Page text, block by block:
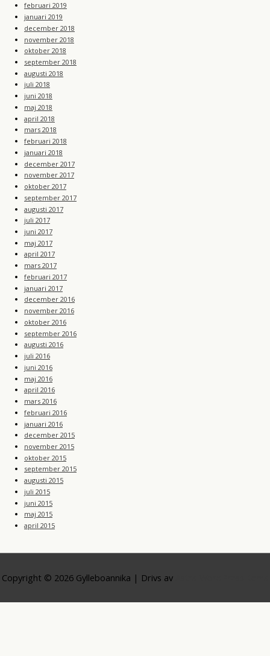
februari 2019
januari 2019
december 2018
november 2018
oktober 2018
september 2018
augusti 2018
juli 2018
juni 2018
maj 2018
april 2018
mars 2018
februari 2018
januari 2018
december 2017
november 2017
oktober 2017
september 2017
augusti 2017
juli 2017
juni 2017
maj 2017
april 2017
mars 2017
februari 2017
januari 2017
december 2016
november 2016
oktober 2016
september 2016
augusti 2016
juli 2016
juni 2016
maj 2016
april 2016
mars 2016
februari 2016
januari 2016
december 2015
november 2015
oktober 2015
september 2015
augusti 2015
juli 2015
juni 2015
maj 2015
april 2015
Copyright © 2026 Gylleboannika | Drivs av